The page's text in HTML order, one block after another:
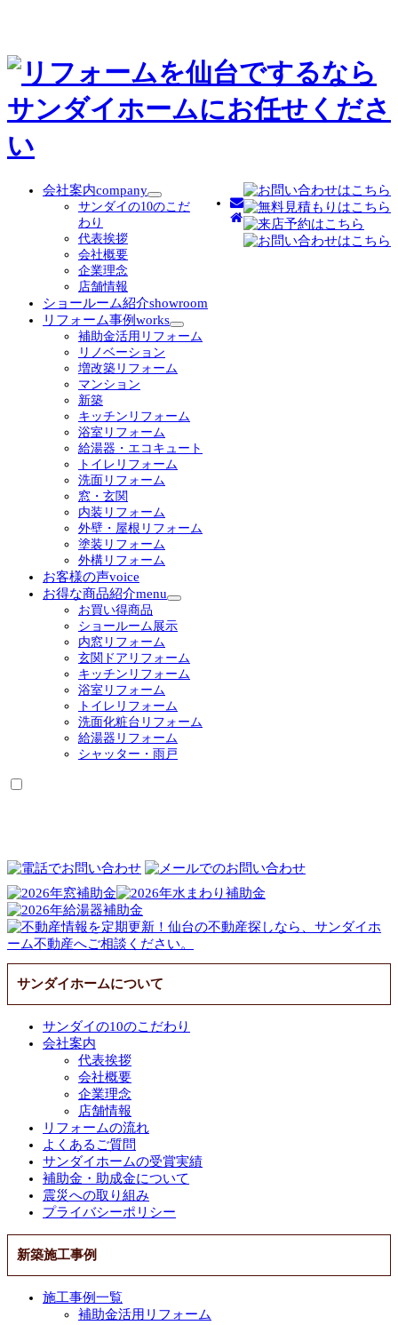
会社案内company
サ
を
展
開
サンダイの10のこだ
わり
代表挨拶
会社概要
企業理念
店舗情報
ショールーム紹介showroom
リフォーム事例works
サ
ー
補助金活用リフォーム
リノベーション
増改築リフォーム
マンション
新築
キッチンリフォーム
浴室リフォーム
給湯器・エコキュート
トイレリフォーム
洗面リフォーム
窓・玄関
内装リフォーム
外壁・屋根リフォーム
塗装リフォーム
外構リフォーム
お客様の声voice
お得な商品紹介menu
サ
ブ
ニ
ュ
お買い得商品
ショールーム展示
内窓リフォーム
玄関ドアリフォーム
キッチンリフォーム
浴室リフォーム
トイレリフォーム
洗面化粧台リフォーム
給湯器リフォーム
シャッター・雨戸
サンダイホームについて
サンダイの10のこだわり
会社案内
代表挨拶
会社概要
企業理念
店舗情報
リフォームの流れ
よくあるご質問
サンダイホームの受賞実績
補助金・助成金について
震災への取り組み
プライバシーポリシー
新築施工事例
施工事例一覧
補助金活用リフォーム